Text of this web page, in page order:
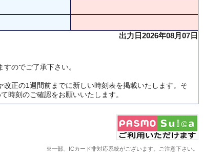
出力日2026年08月07日
のでご了承下さい。
正の1週間前までに新しい時刻表を掲載いたします。そ
時刻のご確認をお願いいたします。
※一部、ICカード非対応系統がございます。ご注意下さい。